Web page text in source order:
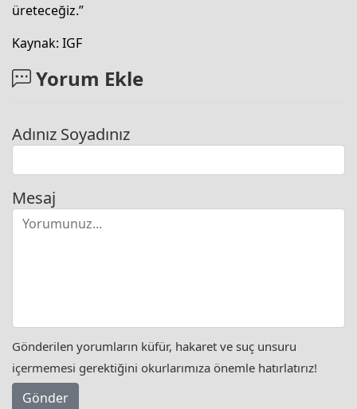
üreteceğiz.”
Kaynak: IGF
Yorum Ekle
Adınız Soyadınız
Mesaj
Gönderilen yorumların küfür, hakaret ve suç unsuru
içermemesi gerektiğini okurlarımıza önemle hatırlatırız!
Gönder